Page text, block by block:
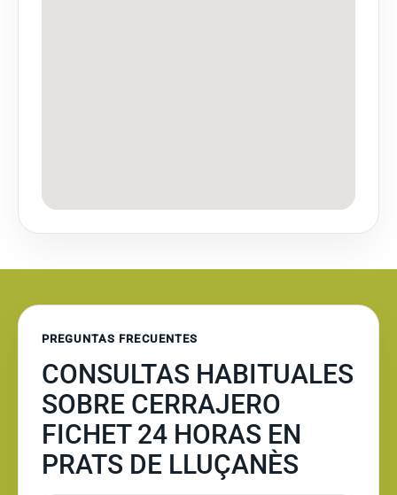
PREGUNTAS FRECUENTES
CONSULTAS HABITUALES
SOBRE CERRAJERO
FICHET 24 HORAS EN
PRATS DE LLUÇANÈS